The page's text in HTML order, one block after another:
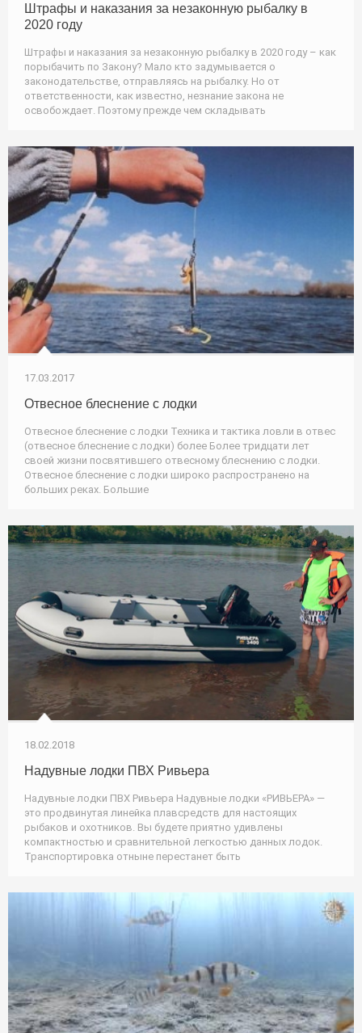
Штрафы и наказания за незаконную рыбалку в
2020 году
Штрафы и наказания за незаконную рыбалку в 2020 году – как
порыбачить по Закону? Мало кто задумывается о
законодательстве, отправляясь на рыбалку. Но от
ответственности, как известно, незнание закона не
освобождает. Поэтому прежде чем складывать
17.03.2017
Отвесное блеснение с лодки
Отвесное блеснение с лодки Техника и тактика ловли в отвес
(отвесное блеснение с лодки) более Более тридцати лет
своей жизни посвятившего отвесному блеснению с лодки.
Отвесное блеснение с лодки широко распространено на
больших реках. Большие
18.02.2018
Надувные лодки ПВХ Ривьера
Надувные лодки ПВХ Ривьера Надувные лодки «РИВЬЕРА» —
это продвинутая линейка плавсредств для настоящих
рыбаков и охотников. Вы будете приятно удивлены
компактностью и сравнительной легкостью данных лодок.
Транспортировка отныне перестанет быть